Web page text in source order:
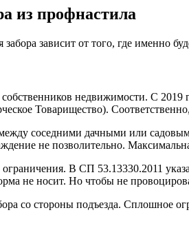
из профнастила
зависит от того, где именно
недвижимости. С
Товарищество).
соседними дачными или
не позволительно.
В СП 53.13330.2011
не носит. Но чтобы не
со стороны подъезда. Сплошное